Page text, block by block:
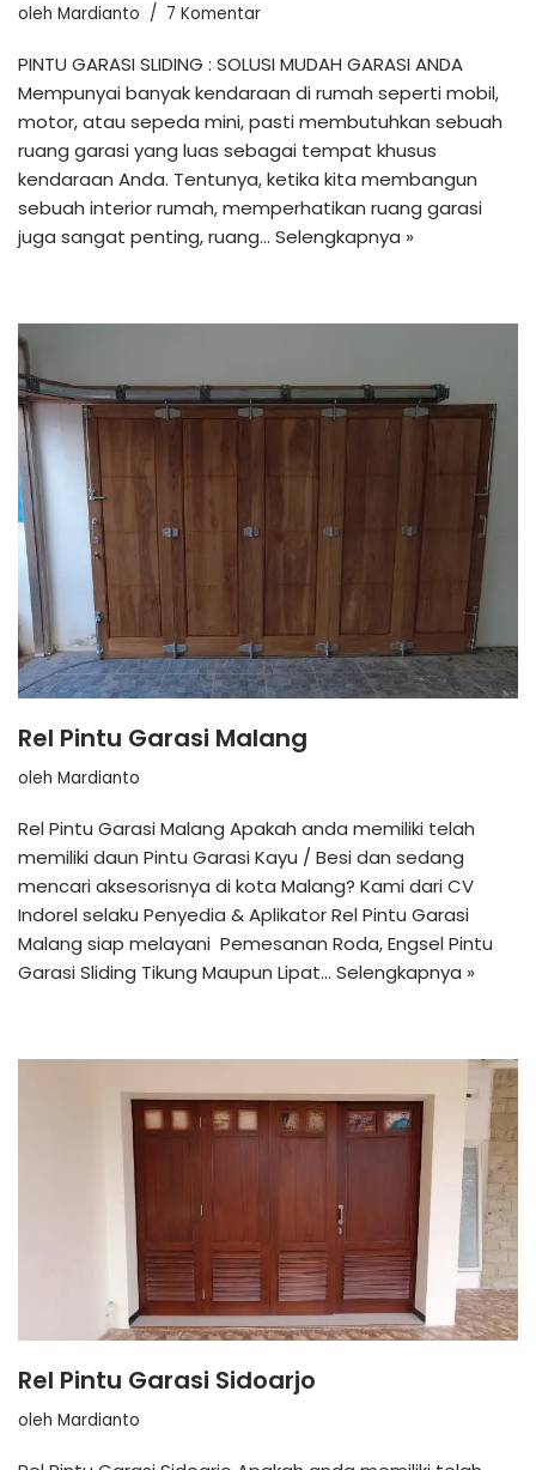
oleh Mardianto 7 Komentar
PINTU GARASI SLIDING : SOLUSI MUDAH GARASI ANDA
Mempunyai banyak kendaraan di rumah seperti mobil,
motor, atau sepeda mini, pasti membutuhkan sebuah
ruang garasi yang luas sebagai tempat khusus
kendaraan Anda. Tentunya, ketika kita membangun
sebuah interior rumah, memperhatikan ruang garasi
juga sangat penting, ruang… Selengkapnya »
Rel Pintu Garasi Malang
oleh Mardianto
Rel Pintu Garasi Malang Apakah anda memiliki telah
memiliki daun Pintu Garasi Kayu / Besi dan sedang
mencari aksesorisnya di kota Malang? Kami dari CV
Indorel selaku Penyedia & Aplikator Rel Pintu Garasi
Malang siap melayani Pemesanan Roda, Engsel Pintu
Garasi Sliding Tikung Maupun Lipat… Selengkapnya »
Rel Pintu Garasi Sidoarjo
oleh Mardianto